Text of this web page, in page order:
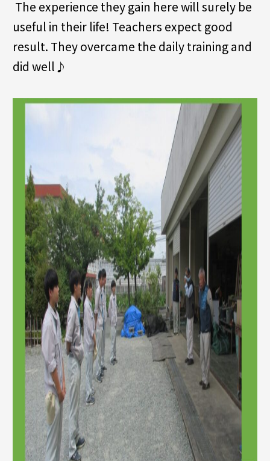
The experience they gain here will surely be
useful in their life! Teachers expect good
result. They overcame the daily training and
did well♪